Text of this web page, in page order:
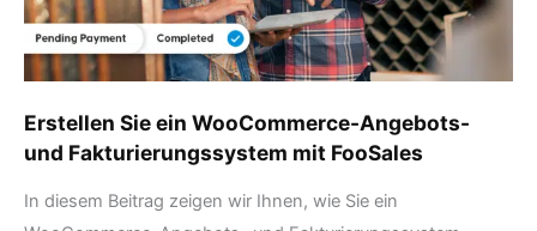
Erstellen Sie ein WooCommerce-Angebots-
und Fakturierungssystem mit FooSales
In diesem Beitrag zeigen wir Ihnen, wie Sie ein